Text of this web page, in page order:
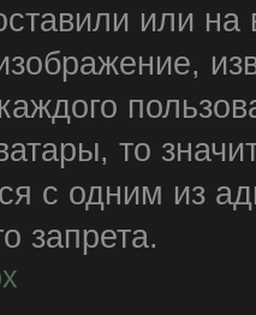
или
то
с одним из
запрета.